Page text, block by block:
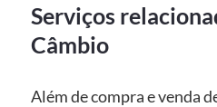
Serviços
Câmbio
Além de compra e venda